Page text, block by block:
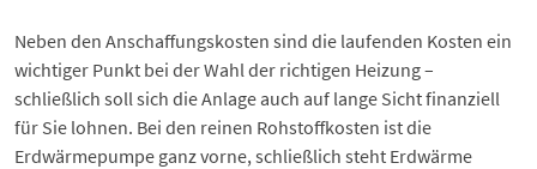
Neben den Anschaffungskosten sind die laufenden Kosten ein
wichtiger Punkt bei der Wahl der richtigen Heizung –
schließlich soll sich die Anlage auch auf lange Sicht finanziell
für Sie lohnen. Bei den reinen Rohstoffkosten ist die
Erdwärmepumpe ganz vorne, schließlich steht Erdwärme